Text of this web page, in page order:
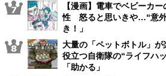
【漫画】電車でベビーカ
性 怒ると思いきや…“意外
き！」
大量の「ペットボトル」
役立つ自衛隊の“ライフハ
「助かる」